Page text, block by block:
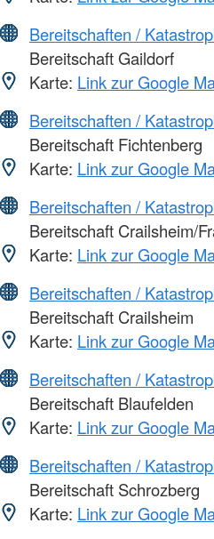
Bereitschaften /
Bereitschaft Gaildorf
Karte: Link zur Google
Bereitschaften /
Bereitschaft Fichtenberg
Karte: Link zur Google
Bereitschaften /
Bereitschaft Crailsheim/
Karte: Link zur Google
Bereitschaften /
Bereitschaft Crailsheim
Karte: Link zur Google
Bereitschaften /
Bereitschaft Blaufelden
Karte: Link zur Google
Bereitschaften /
Bereitschaft Schrozberg
Karte: Link zur Google